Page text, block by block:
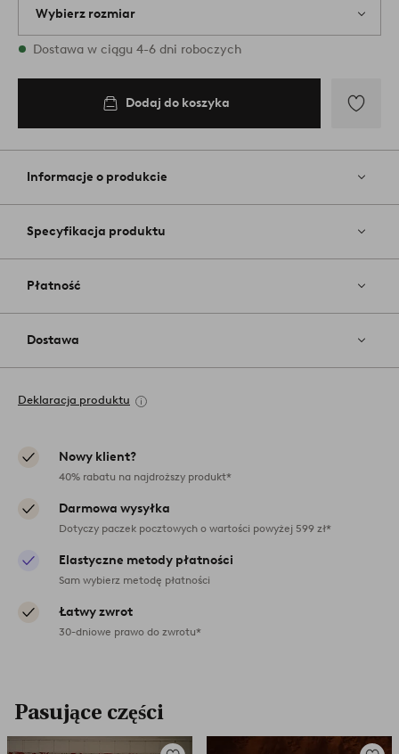
Wybierz rozmiar
{variants} rozmiary są dostępne w magazynie
Dostawa w ciągu 4-6 dni roboczych
Dodaj do koszyka
do
Informacje o produkcie
Specyfikacja produktu
Płatność
Dostawa
Deklaracja produktu
Nowy klient?
40% rabatu na najdroższy produkt*
Darmowa wysyłka
Dotyczy paczek pocztowych o wartości powyżej 599 zł*
Elastyczne metody płatności
Sam wybierz metodę płatności
Łatwy zwrot
30-dniowe prawo do zwrotu*
Pasujące części